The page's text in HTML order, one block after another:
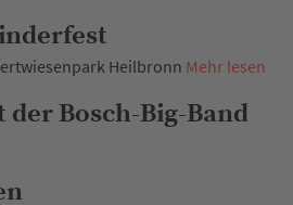
Heilbronn Mehr lesen
Bosch-Big-Band